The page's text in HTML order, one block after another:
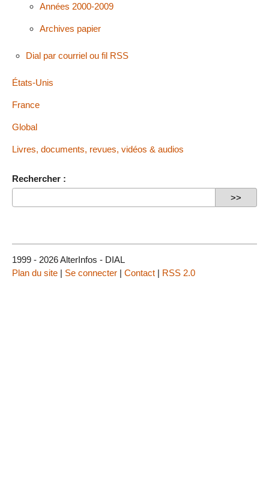
Années 2000-2009
Archives papier
Dial par courriel ou fil RSS
États-Unis
France
Global
Livres, documents, revues, vidéos & audios
Rechercher :
1999 - 2026 AlterInfos - DIAL
Plan du site | Se connecter | Contact | RSS 2.0